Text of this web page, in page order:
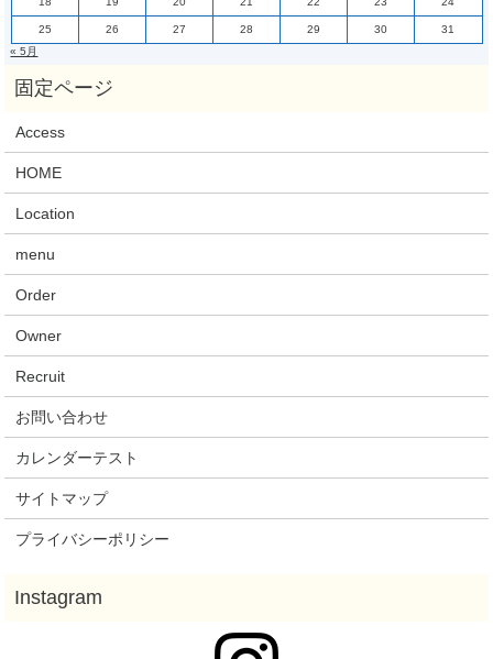
25 26 27 28 29 30
31
« 5月
Access
HOME
Location
menu
Order
Owner
Recruit
お問い合わせ
カレンダーテスト
サイトマップ
プライバシーポリシー